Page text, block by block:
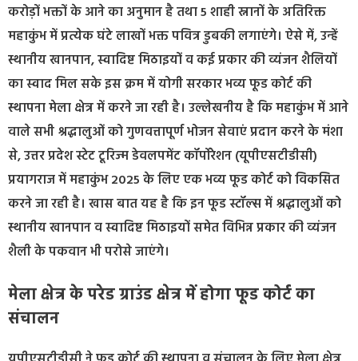
करोड़ों भक्तों के आने का अनुमान है तथा 5 शाही स्नानों के अतिरिक्त
महाकुंभ में प्रत्येक घंटे लाखों भक्त पवित्र डुबकी लगाएंगे। ऐसे में, उन्हें
स्थानीय खानपान, स्वादिष्ट मिठाइयों व कई प्रकार की व्यंजन शैलियों
का स्वाद मिल सके इस क्रम में योगी सरकार भव्य फूड कोर्ट की
स्थापना मेला क्षेत्र में करने जा रही है। उल्लेखनीय है कि महाकुंभ में आने
वाले सभी श्रद्धालुओं को गुणवत्तापूर्ण भोजन सेवाएं प्रदान करने के मंशा
से, उत्तर प्रदेश स्टेट टूरिज्म डेवलपमेंट कॉर्पोरेशन (यूपीएसटीडीसी)
प्रयागराज में महाकुंभ 2025 के लिए एक भव्य फूड कोर्ट को विकसित
करने जा रही है। खास बात यह है कि इन फूड स्टॉल्स में श्रद्धालुओं को
स्थानीय खानपान व स्वादिष्ट मिठाइयों समेत विभिन्न प्रकार की व्यंजन
शैली के पकवान भी परोसे जाएंगे।
मेला क्षेत्र के परेड ग्राउंड क्षेत्र में होगा फूड कोर्ट का
संचालन